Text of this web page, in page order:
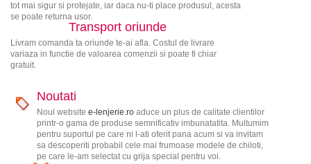
tot mai sigur si protejate, iar daca nu-ti place produsul, acesta
se poate returna usor.
Transport oriunde
Livram comanda ta oriunde te-ai afla. Costul de livrare
variaza in functie de valoarea comenzii si poate fi chiar
gratuit.
Noutati
Noul website e-lenjerie.roaduce un plus de calitate clientilor
printr-o gama de produse semnificativ imbunatatita. Multumim
pentru suportul pe care ni l-ati oferit pana acum si va invitam
sa descoperiti probabil cele mai frumoase modele de chiloti,
pe care le-am selectat cu grija special pentru voi.